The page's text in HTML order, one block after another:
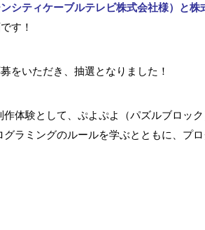
シティケーブルテレビ株式会社様）と株
す！
をいただき、抽選となりました！
体験として、ぷよぷよ（パズルブロッ
グラミングのルールを学ぶとともに、プ